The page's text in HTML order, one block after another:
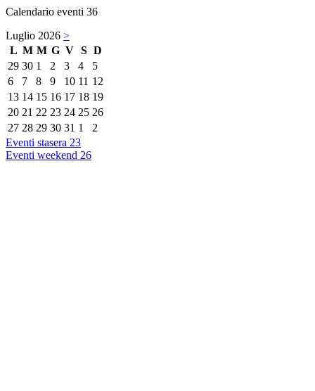
Calendario eventi 36
Luglio 2026 >
L M M G V S D
29 30 1 2 3 4
5
6
7 8 9 10 11 12
13 14 15 16 17 18 19
20 21 22 23 24 25 26
27 28 29 30 31 1
2
Eventi stasera 23
Eventi weekend 26